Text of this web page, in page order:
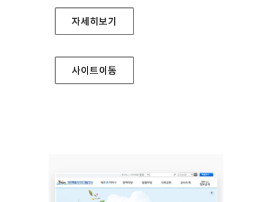
건설알림이 홈페이지
자세히보기
사이트이동